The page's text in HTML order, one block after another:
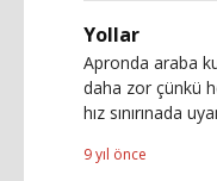
Yollar
Apronda araba
daha zor çünkü
hız sınırınada
9 yıl önce